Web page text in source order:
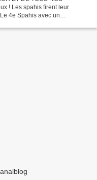
! Les spahis firent leur
4e Spahis avec un